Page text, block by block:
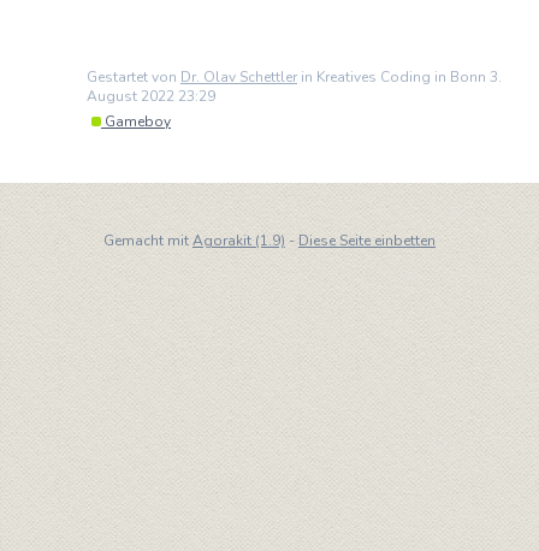
Gestartet von Dr. Olav Schettler in Kreatives Coding in Bonn 3.
August 2022 23:29
Gameboy
Gemacht mitAgorakit (1.9) - Diese Seite einbetten